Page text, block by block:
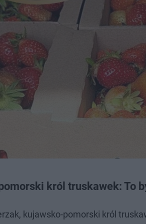
król truskawek: To
kujawsko-pomorski król